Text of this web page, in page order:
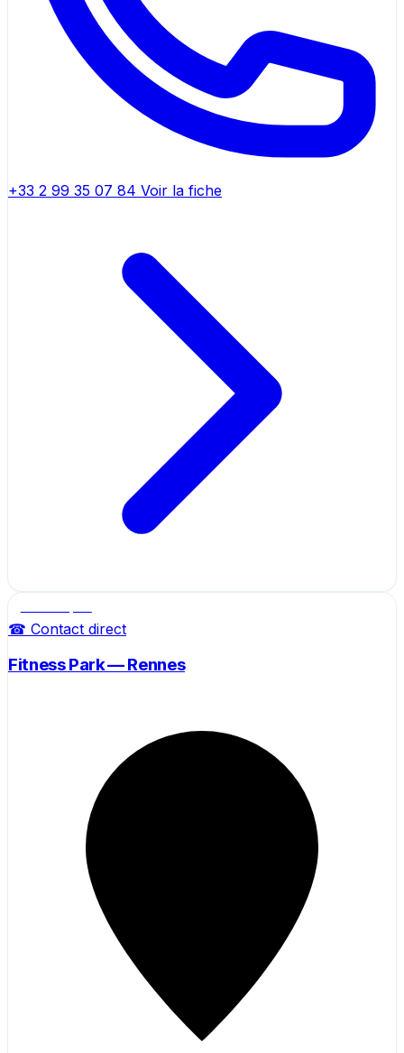
+33 2 99 35 07 84 Voir la fiche
☎ Contact direct
Fitness Park — Rennes